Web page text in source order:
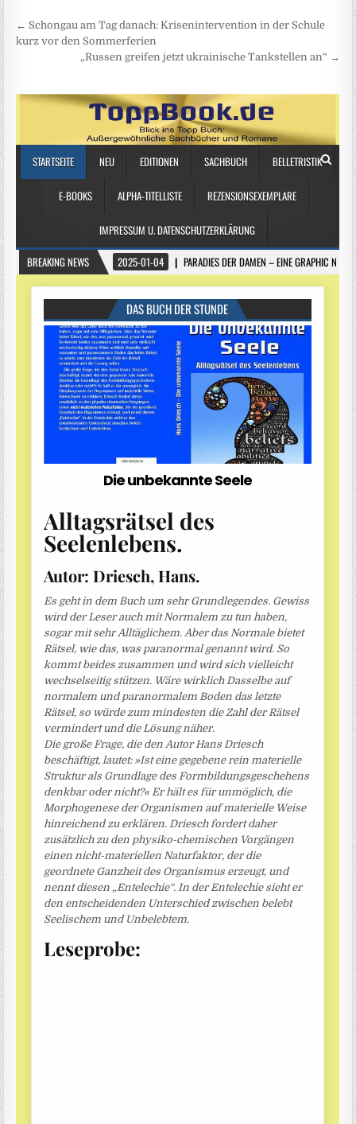
Beitragsnavigation
← Schongau am Tag danach: Krisenintervention in der Schule
kurz vor den Sommerferien
„Russen greifen jetzt ukrainische Tankstellen an“ →